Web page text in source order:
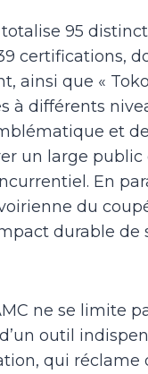
95
certifications,
ainsi que «
à différents
et
un large public
En
du
durable
ne se limite
outil
qui réclame